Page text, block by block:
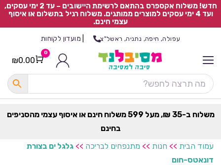
חדש! משלוח אקספרס בהתאם לרשימת היישובים – עד 2 ימי עסקים,
ועד 4 ימי עסקים למוצרים ממותגים. משלוח רגיל בתשלום או איסוף
עצמי חינם.
עפולה, חיפה, נתניה, ראשל"צ מועדון לקוחות
Cart
0
₪0.00
משלוח ב-35 ₪, מעל 599 משלוח חינם או איסוף עצמי מהסניפים
בחינם
עמוד הבית >> חנות >> מתנפחים לבריכה >> גלגל ים בצורת
דונאטס-חום